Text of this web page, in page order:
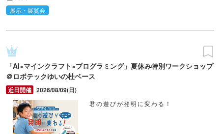
展示・展覧会
「AI×マインクラフト×プログラミング」夏休み特別ワークショップ
＠ロボテックゆいの杜ベース
2026/08/09(日)
君の遊びが発明に変わる！